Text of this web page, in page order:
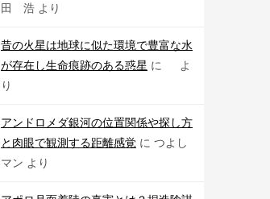
田 浩 より
昔の火星は地球に似た環境で豊富な水
が存在し生命痕跡のある惑星 に
よ
り
アンドロメダ銀河の位置関係や探し方
と肉眼で観測する距離感覚 に つよし
マン より